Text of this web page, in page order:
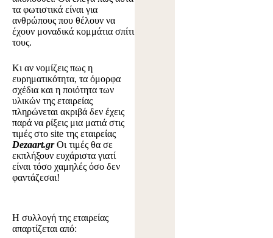
τα φωτιστικά είναι για
ανθρώπους που θέλουν να
έχουν μοναδικά κομμάτια σπίτι
τους.
Κι αν νομίζεις πως η
ευρηματικότητα, τα όμορφα
σχέδια και η ποιότητα των
υλικών της εταιρείας
πληρώνεται ακριβά δεν έχεις
παρά να ρίξεις μια ματιά στις
τιμές στο site της εταιρείας
Dezaart.grΟι τιμές θα σε
εκπλήξουν ευχάριστα γιατί
είναι τόσο χαμηλές όσο δεν
φαντάζεσαι!
Η συλλογή της εταιρείας
απαρτίζεται από: